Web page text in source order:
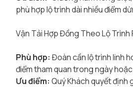
phù hợp lộ trình dài nhiều điểm
Vận Tải Hợp Đồng Theo Lộ Trình
Phù hợp: Đoàn cần lộ trình linh
điểm tham quan trong ngày
Ưu điểm: Quý Khách quyết định